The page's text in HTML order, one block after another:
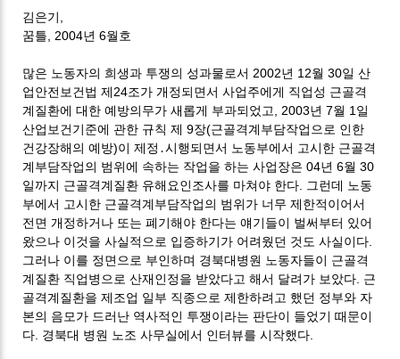
김은기,
꿈틀, 2004년 6월호
많은 노동자의 희생과 투쟁의 성과물로서 2002년 12월 30일 산
업안전보건법 제24조가 개정되면서 사업주에게 직업성 근골격
계질환에 대한 예방의무가 새롭게 부과되었고, 2003년 7월 1일
산업보건기준에 관한 규칙 제 9장(근골격계부담작업으로 인한
건강장해의 예방)이 제정․시행되면서 노동부에서 고시한 근골격
계부담작업의 범위에 속하는 작업을 하는 사업장은 04년 6월 30
일까지 근골격계질환 유해요인조사를 마쳐야 한다. 그런데 노동
부에서 고시한 근골격계부담작업의 범위가 너무 제한적이어서
전면 개정하거나 또는 폐기해야 한다는 얘기들이 벌써부터 있어
왔으나 이것을 사실적으로 입증하기가 어려웠던 것도 사실이다.
그러나 이를 정면으로 부인하며 경북대병원 노동자들이 근골격
계질환 직업병으로 산재인정을 받았다고 해서 달려가 보았다. 근
골격계질환을 제조업 일부 직종으로 제한하려고 했던 정부와 자
본의 음모가 드러난 역사적인 투쟁이라는 판단이 들었기 때문이
다. 경북대 병원 노조 사무실에서 인터뷰를 시작했다.